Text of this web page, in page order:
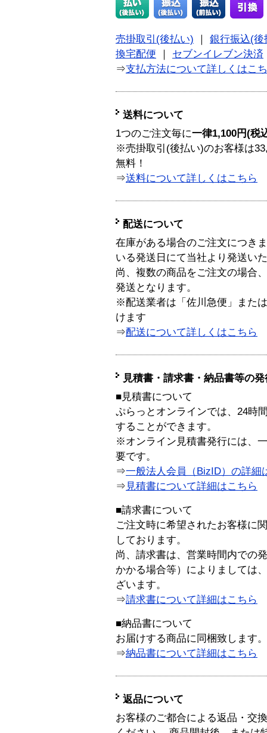
売掛取引(後払い)
銀行振込(後
換宅配便
セブンイレブン決済
⇒支払方法について詳しくはこ
送料について
1つのご注文毎に一律1,100円(税
※売掛取引(後払い)のお客様は
無料！
⇒送料について詳しくはこちら
配送について
在庫がある場合のご注文につき
いる発送日にて当社より発送い
尚、複数の商品をご注文の場合
発送となります。
※配送業者は「佐川急便」また
けます
⇒配送について詳しくはこちら
見積書・請求書・納品書等の
■見積書について
ぷらっとオンラインでは、24時
することができます。
※オンライン見積書発行には、
要です。
⇒一般法人会員（BizID）の詳細
⇒ 見積書について詳細はこちら
■請求書について
ご注文時に希望されたお客様に
しております。
尚、請求書は、営業時間内での
かかる場合等）によりましては
ざいます。
⇒請求書について詳細はこちら
■納品書について
お届けする商品に同梱致します。
⇒納品書について詳細はこちら
返品について
お客様のご都合による返品・交